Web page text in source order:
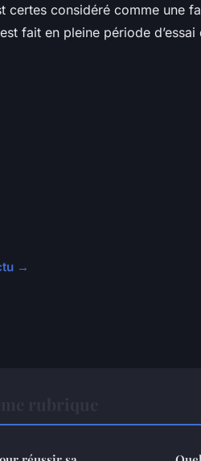
certes considéré comme une
fait en pleine période
→